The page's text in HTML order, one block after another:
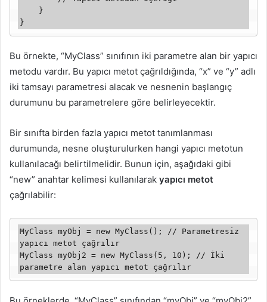
}
Bu örnekte, “MyClass” sınıfının iki parametre alan bir yapıcı
metodu vardır. Bu yapıcı metot çağrıldığında, “x” ve “y” adlı
iki tamsayı parametresi alacak ve nesnenin başlangıç
durumunu bu parametrelere göre belirleyecektir.
Bir sınıfta birden fazla yapıcı metot tanımlanması
durumunda, nesne oluşturulurken hangi yapıcı metotun
kullanılacağı belirtilmelidir. Bunun için, aşağıdaki gibi
“new” anahtar kelimesi kullanılarak yapıcı metot
çağrılabilir:
MyClass myObj = new MyClass(); // Parametresiz
yapıcı metot çağrılır
MyClass myObj2 = new MyClass(5, 10); // İki